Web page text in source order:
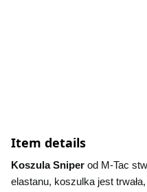
Item details
Koszula Sniper od M-Tac
elastanu, koszulka jest